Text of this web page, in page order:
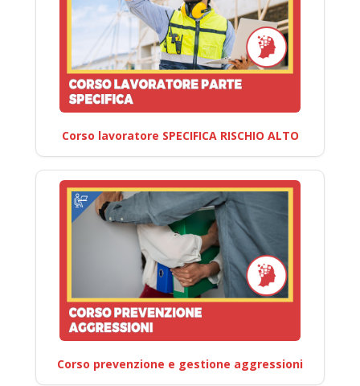
Corso lavoratore SPECIFICA RISCHIO ALTO
Corso prevenzione e gestione aggressioni